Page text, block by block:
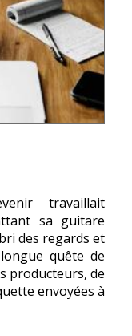
travaillait
sa guitare
des regards et
quête de
producteurs, de
envoyées à